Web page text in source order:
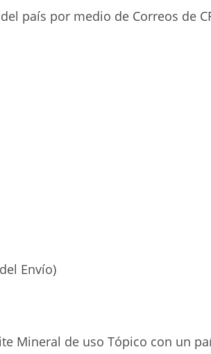
país por medio de Correos de
Envío)
Mineral de uso Tópico con un